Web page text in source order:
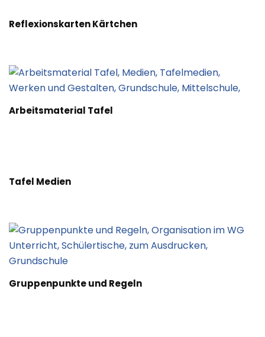
Reflexionskarten Kärtchen
Arbeitsmaterial Tafel
Tafel Medien
Gruppenpunkte und Regeln